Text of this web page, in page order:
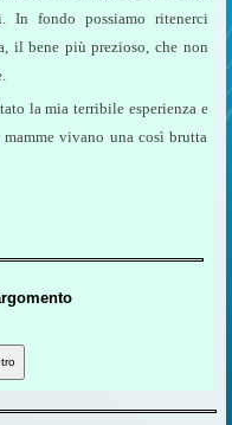
fondo possiamo ritenerci
il bene più prezioso, che non
la mia terribile esperienza e
vivano una così brutta